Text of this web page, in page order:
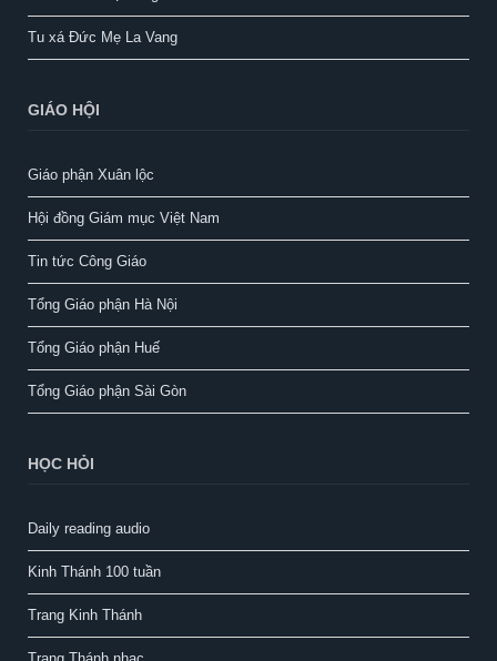
Tu xá Đức Mẹ La Vang
GIÁO HỘI
Giáo phận Xuân lộc
Hội đồng Giám mục Việt Nam
Tin tức Công Giáo
Tổng Giáo phận Hà Nội
Tổng Giáo phận Huế
Tổng Giáo phận Sài Gòn
HỌC HỎI
Daily reading audio
Kinh Thánh 100 tuần
Trang Kinh Thánh